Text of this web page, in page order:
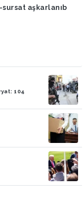
aşkarlanıb
104